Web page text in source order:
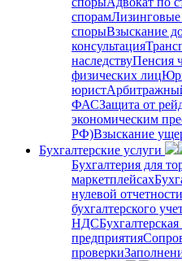
спорам
спорыВзыскание
консультация
наследствуПенсия
физических лиц
юрист
ФАСЗащита от
экономическим
РФ)Взыскание
Бухгалтерские услуги
Бухгалтерия для
маркетплейсах
нулевой отчетности
бухгалтерского
НДС
предприятия
проверки